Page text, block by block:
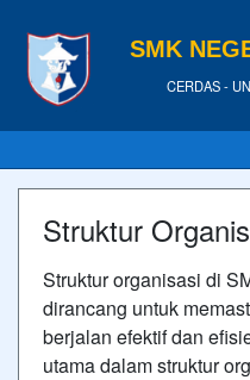
SMK
CERDAS -
Struktur
Struktur organisasi di
dirancang untuk
berjalan efektif dan
utama dalam struktur